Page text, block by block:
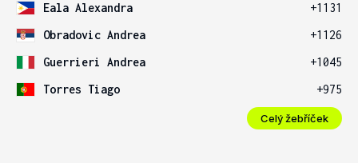
Eala Alexandra
+1131
Obradovic Andrea
+1126
Guerrieri Andrea
+1045
Torres Tiago
+975
Celý žebříček